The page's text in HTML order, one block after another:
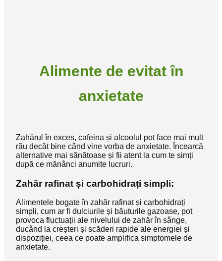
Alimente de evitat în
anxietate
Zahărul în exces, cafeina și alcoolul pot face mai mult
rău decât bine când vine vorba de anxietate. Încearcă
alternative mai sănătoase și fii atent la cum te simți
după ce mănânci anumite lucruri.
Zahăr rafinat și carbohidrați simpli:
Alimentele bogate în zahăr rafinat și carbohidrați
simpli, cum ar fi dulciurile și băuturile gazoase, pot
provoca fluctuații ale nivelului de zahăr în sânge,
ducând la creșteri și scăderi rapide ale energiei și
dispoziției, ceea ce poate amplifica simptomele de
anxietate.